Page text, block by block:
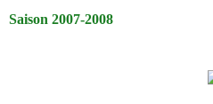
Saison 2007-2008